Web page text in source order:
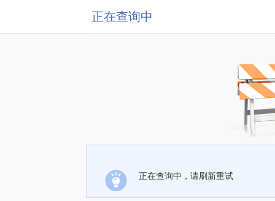
正在查询中
正在查询中，请刷新重试